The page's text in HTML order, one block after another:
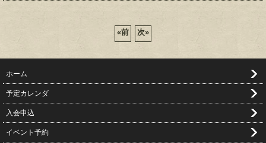
«前 次»
ホーム
予定カレンダ
入会申込
イベント予約